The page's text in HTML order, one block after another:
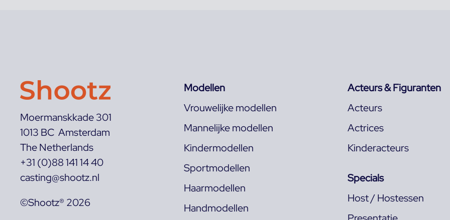
Moermanskkade 301
1013 BC Amsterdam
The Netherlands
+31 (0)88 141 14 40
casting@shootz.nl
©Shootz® 2026
Modellen
Vrouwelijke modellen
Mannelijke modellen
Kindermodellen
Sportmodellen
Haarmodellen
Handmodellen
Acteurs & Figuranten
Acteurs
Actrices
Kinderacteurs
Specials
Host / Hostessen